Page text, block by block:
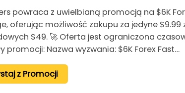
powraca z uwielbianą promocją na $6K
oferując możliwość zakupu za jedyne $9.99
$49. 🚀 Oferta jest ograniczona
promocji: Nazwa wyzwania: $6K Forex Fast…
z Promocji